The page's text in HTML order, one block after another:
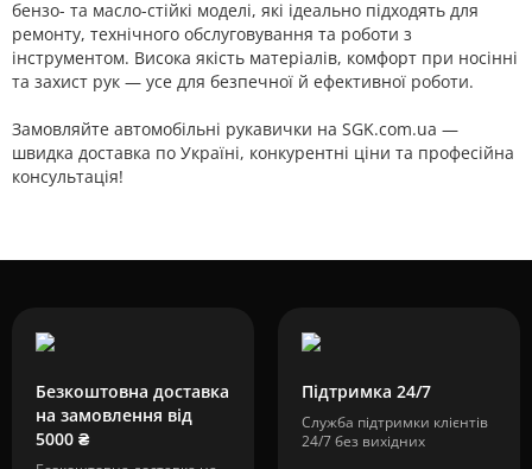
бензо- та масло-стійкі моделі, які ідеально підходять для
ремонту, технічного обслуговування та роботи з
інструментом. Висока якість матеріалів, комфорт при носінні
та захист рук — усе для безпечної й ефективної роботи.
Замовляйте автомобільні рукавички на SGK.com.ua —
швидка доставка по Україні, конкурентні ціни та професійна
консультація!
Безкоштовна доставка
на замовлення від
5000 ₴
Підтримка 24/7
Служба підтримки клієнтів
24/7 без вихідних